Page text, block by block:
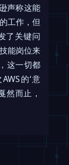
声称这能
工作，但
了关键问
能岗位来
这一切都
的‘意
然而止，